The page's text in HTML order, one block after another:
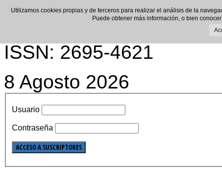
ISSN: 2695-4621
8 Agosto 2026
Usuario
Contraseña
Utilizamos cookies propias y de terceros para realizar el análisis de la
Puede obtener más información, o bien